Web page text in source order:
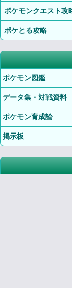
ポケモンクエスト攻
ポケとる攻略
ポケモン図鑑
データ集・対戦資料
ポケモン育成論
掲示板